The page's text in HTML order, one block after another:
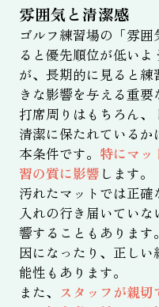
雰囲気と清潔感
ゴルフ練習場の「雰
ると優先順位が低い
が、長期的に見ると
きな影響を与える重要
打席周りはもちろん
清潔に保たれている
本条件です。 特にマッ
習の質に影響 します。
汚れたマットでは正
入れの行き届いてい
響することもありま
因になったり、正し
能性もあります。
また、 スタッフが親